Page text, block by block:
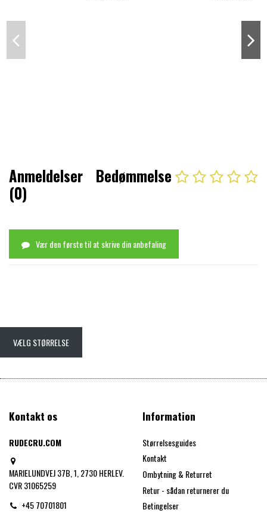
Bedømmelse
Anmeldelser
(0)
Vær den første til at skrive din anbefaling
VÆLG STØRRELSE
Kontakt os
RUDECRU.COM
MARIELUNDVEJ 37B, 1, 2730 HERLEV.
CVR 31065259
+45 70701801
Information
Størrelsesguides
Kontakt
Ombytning & Returret
Retur - sådan returnerer du
Betingelser